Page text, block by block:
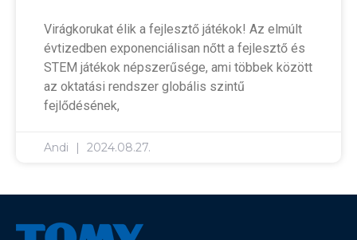
Virágkorukat élik a fejlesztő játékok! Az elmúlt
évtizedben exponenciálisan nőtt a fejlesztő és
STEM játékok népszerűsége, ami többek között
az oktatási rendszer globális szintű
fejlődésének,
Andi 2024.08.27.